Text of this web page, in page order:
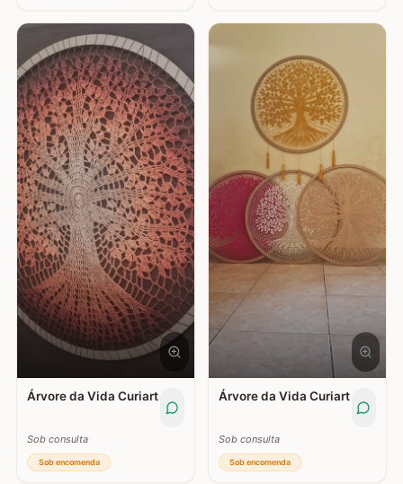
Árvore da Vida Curiart
Sob consulta
Sob encomenda
Árvore da Vida Curiart
Sob consulta
Sob encomenda